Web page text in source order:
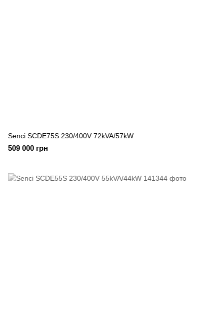
Senci SCDE75S 230/400V 72kVA/57kW
509 000 грн